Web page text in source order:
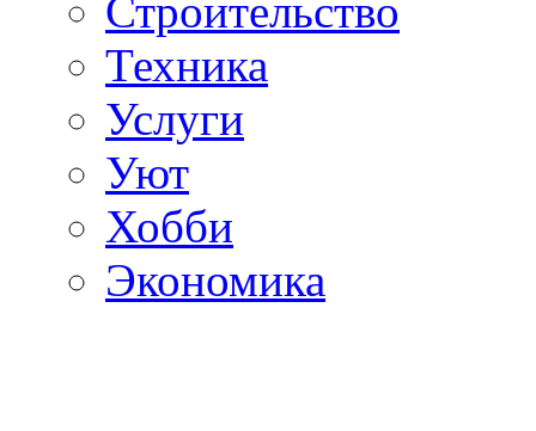
Строительство
Техника
Услуги
Уют
Хобби
Экономика